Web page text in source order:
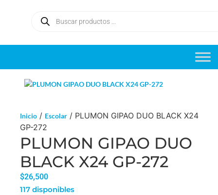
Inicio / Escolar / PLUMON GIPAO DUO BLACK X24
GP-272
PLUMON GIPAO DUO
BLACK X24 GP-272
$26,500
117 disponibles